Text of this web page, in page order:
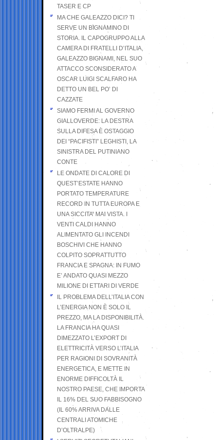
TASER E CP
MA CHE GALEAZZO DICI? TI
SERVE UN BIGNAMINO DI
STORIA. IL CAPOGRUPPO ALLA
CAMERA DI FRATELLI D’ITALIA,
GALEAZZO BIGNAMI, NEL SUO
ATTACCO SCONSIDERATO A
OSCAR LUIGI SCALFARO HA
DETTO UN BEL PO’ DI
CAZZATE
SIAMO FERMI AL GOVERNO
GIALLOVERDE: LA DESTRA
SULLA DIFESA È OSTAGGIO
DEI “PACIFISTI” LEGHISTI, LA
SINISTRA DEL PUTINIANO
CONTE
LE ONDATE DI CALORE DI
QUEST’ESTATE HANNO
PORTATO TEMPERATURE
RECORD IN TUTTA EUROPA E
UNA SICCITA’ MAI VISTA. I
VENTI CALDI HANNO
ALIMENTATO GLI INCENDI
BOSCHIVI CHE HANNO
COLPITO SOPRATTUTTO
FRANCIA E SPAGNA: IN FUMO
E’ ANDATO QUASI MEZZO
MILIONE DI ETTARI DI VERDE
IL PROBLEMA DELL’ITALIA CON
L’ENERGIA NON È SOLO IL
PREZZO, MA LA DISPONIBILITÀ.
LA FRANCIA HA QUASI
DIMEZZATO L’EXPORT DI
ELETTRICITÀ VERSO L’ITALIA
PER RAGIONI DI SOVRANITÀ
ENERGETICA, E METTE IN
ENORME DIFFICOLTÀ IL
NOSTRO PAESE, CHE IMPORTA
IL 16% DEL SUO FABBISOGNO
(IL 60% ARRIVA DALLE
CENTRALI ATOMICHE
D’OLTRALPE)